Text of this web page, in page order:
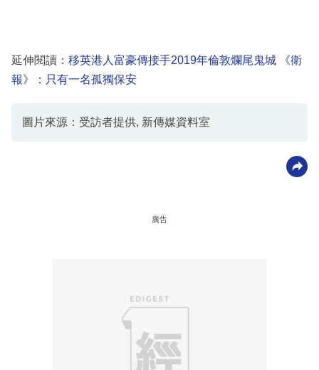
延伸閱讀： 移英港人富豪傳接手2019年倫敦爛尾鬼城 《衛
報》：只有一名孤獨保安
圖片來源：受訪者提供, 新傳媒資料室
廣告